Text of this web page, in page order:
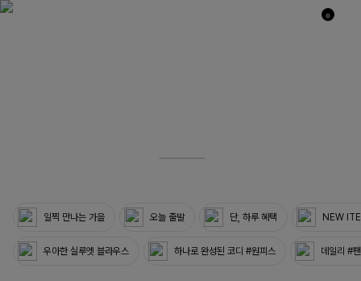
0
일찍 만나는 가을 오늘 출발 단, 하루 혜택 NEW
우아한 실루엣 블라우스 하나로 완성된 코디 #원피스 데일리 #